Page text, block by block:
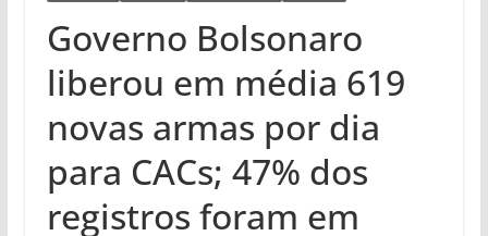
Governo Bolsonaro
liberou em média 619
novas armas por dia
para CACs; 47% dos
registros foram em